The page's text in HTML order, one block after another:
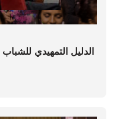
الدليل التمهيدي